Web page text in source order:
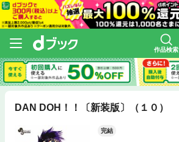
作品検索
DAN DOH！！〔新装版〕（１０）
完結